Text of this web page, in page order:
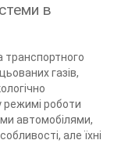
в
транспортного
газів,
роботи
автомобілями,
але їхні